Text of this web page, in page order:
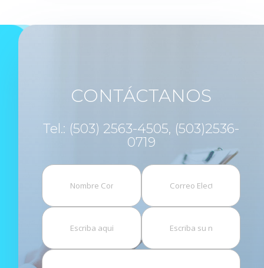
CONTÁCTANOS
Tel.: (503) 2563-4505, (503)2536-
0719